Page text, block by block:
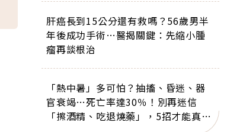
肝癌長到15公分還有救嗎？56歲男半
年後成功手術…醫揭關鍵：先縮小腫
瘤再談根治
「熱中暑」多可怕？抽搐、昏迷、器
官衰竭…死亡率達30％！別再迷信
「擦酒精、吃退燒藥」，5招才能真救